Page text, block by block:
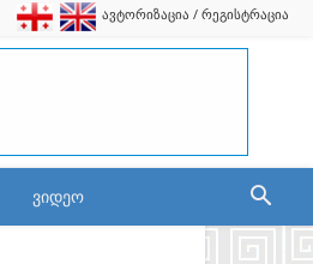
ავტორიზაცია / რეგისტრაცია
ვიდეო